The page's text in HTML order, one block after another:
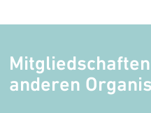
anderen